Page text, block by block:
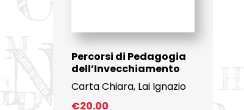
Percorsi di Pedagogia
dell’Invecchiamento
Carta Chiara, Lai Ignazio
€20.00